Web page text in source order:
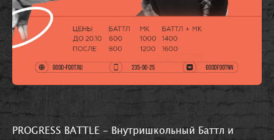
PROGRESS BATTLE - Внутришкольный Баттл и